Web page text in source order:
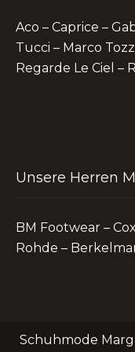
Aco – Caprice –
Tucci – Marco
Regarde Le Ciel –
Unsere Herren
BM Footwear –
Rohde –
Schuhmode